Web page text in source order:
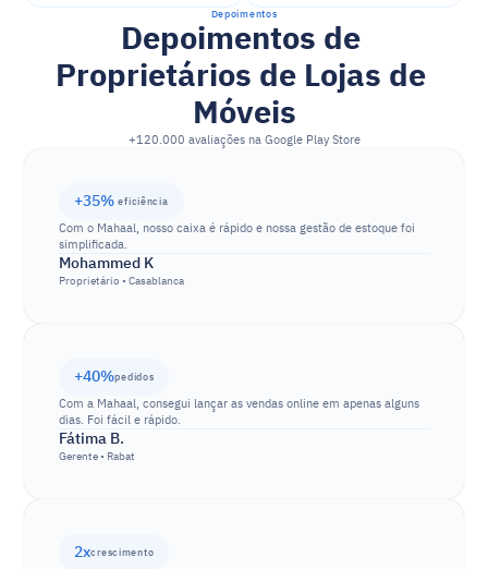
Depoimentos
Depoimentos de
Proprietários de Lojas de
Móveis
+120.000 avaliações na Google Play Store
+35% eficiência
Com o Mahaal, nosso caixa é rápido e nossa gestão de estoque foi
simplificada.
Mohammed K
Proprietário • Casablanca
+40%pedidos
Com a Mahaal, consegui lançar as vendas online em apenas alguns
dias. Foi fácil e rápido.
Fátima B.
Gerente • Rabat
2xcrescimento